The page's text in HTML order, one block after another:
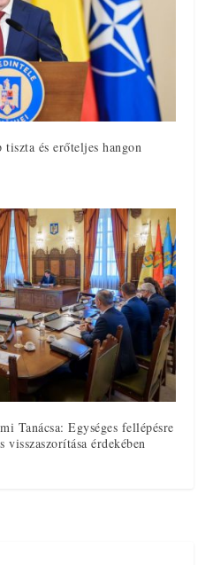
és erőteljes hangon
Tanácsa: Egységes fellépésre
visszaszorítása érdekében